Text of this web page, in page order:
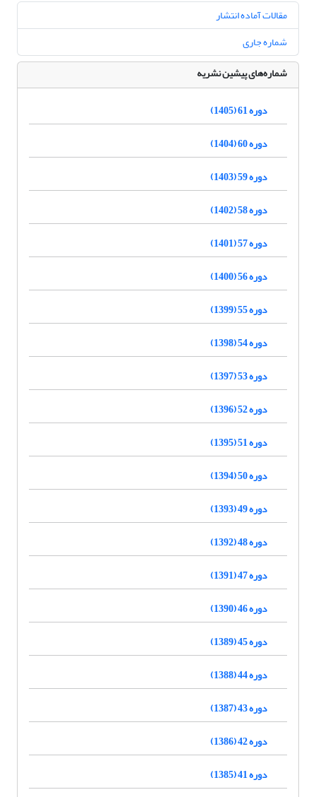
مقالات آماده انتشار
شماره جاری
شماره‌های پیشین نشریه
دوره 61 (1405)
دوره 60 (1404)
دوره 59 (1403)
دوره 58 (1402)
دوره 57 (1401)
دوره 56 (1400)
دوره 55 (1399)
دوره 54 (1398)
دوره 53 (1397)
دوره 52 (1396)
دوره 51 (1395)
دوره 50 (1394)
دوره 49 (1393)
دوره 48 (1392)
دوره 47 (1391)
دوره 46 (1390)
دوره 45 (1389)
دوره 44 (1388)
دوره 43 (1387)
دوره 42 (1386)
دوره 41 (1385)